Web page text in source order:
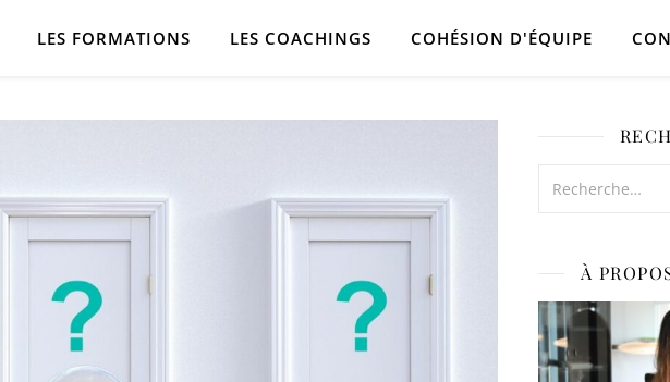
LES FORMATIONS LES COACHINGS COHÉSION D'ÉQUIPE
À